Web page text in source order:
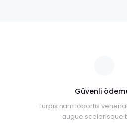
Güvenli
Turpis nam lobortis
augue scelerisque